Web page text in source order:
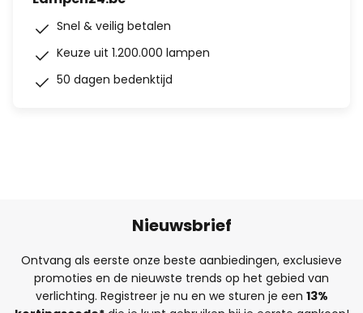
Snel & veilig betalen
Keuze uit 1.200.000 lampen
50 dagen bedenktijd
Nieuwsbrief
Ontvang als eerste onze beste aanbiedingen, exclusieve
promoties en de nieuwste trends op het gebied van
verlichting. Registreer je nu en we sturen je een 13%